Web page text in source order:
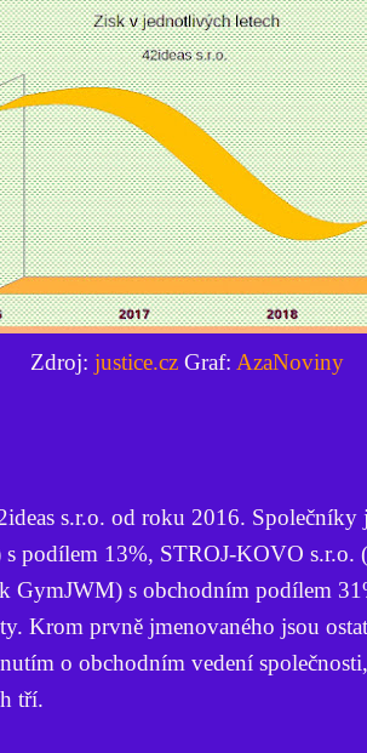
Zdroj: justice.czGraf: AzaNoviny
s.r.o. od roku 2016. Společníky
podílem 13%, STROJ-KOVO s.r.o.
GymJWM) s obchodním podílem
Krom prvně jmenovaného jsou
o obchodním vedení
tří.